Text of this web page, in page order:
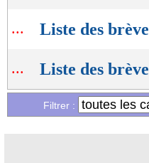
... Liste des
... Liste des
Filtrer :